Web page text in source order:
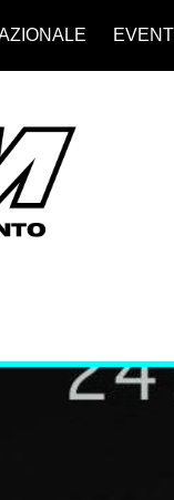
EVENTI